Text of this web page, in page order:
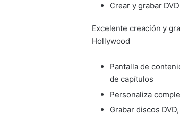
Crear y grabar
Excelente creación y
Hollywood
Pantalla de
de capítulos
Personaliza
Grabar discos